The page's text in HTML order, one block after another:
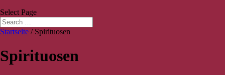
Select Page
Startseite / Spirituosen
Spirituosen